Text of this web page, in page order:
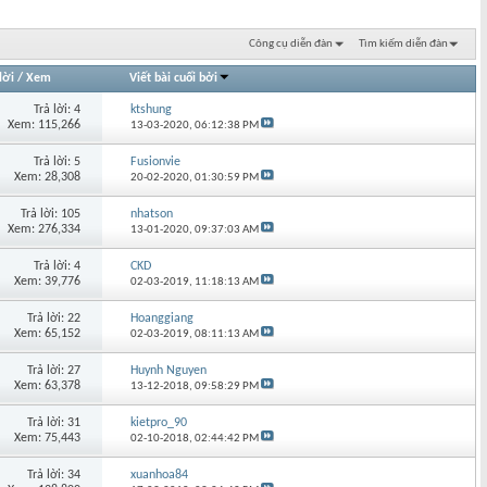
Công cụ diễn đàn Tìm kiếm diễn đàn
/ Xem Viết bài cuối bởi
Trả lời: 4
Xem: 115,266
ktshung
13-03-2020,06:12:38 PM
Trả lời: 5
Xem: 28,308
Fusionvie
20-02-2020,01:30:59 PM
Trả lời: 105
Xem: 276,334
nhatson
13-01-2020,09:37:03 AM
Trả lời: 4
Xem: 39,776
CKD
02-03-2019, 11:18:13 AM
Trả lời: 22
Xem: 65,152
Hoanggiang
02-03-2019,08:11:13 AM
Trả lời: 27
Xem: 63,378
Huynh Nguyen
13-12-2018,09:58:29 PM
Trả lời: 31
Xem: 75,443
kietpro_90
02-10-2018,02:44:42 PM
Trả lời: 34
xuanhoa84